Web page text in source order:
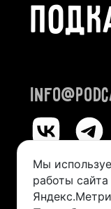
© 2024-2026
ИП Казанцева
Мы
работы